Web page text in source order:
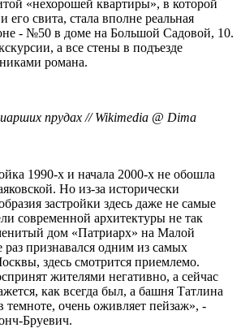
«нехорошей квартиры», в которой
его свита, стала вполне реальная
- №50 в доме на Большой Садовой, 10.
а все стены в подъезде
романа.
прудах // Wikimedia @ Dima
1990-х и начала 2000-х не обошла
Но из-за исторически
застройки здесь даже не самые
современной архитектуры не так
дом «Патриарх» на Малой
признавался одним из самых
здесь смотрится приемлемо.
жителями негативно, а сейчас
как всегда был, а башня Татлина
темноте, очень оживляет пейзаж», -
Бруевич.